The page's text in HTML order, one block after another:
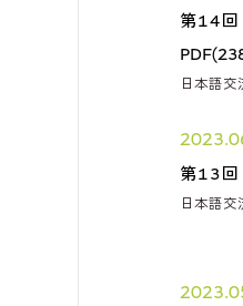
第14
日本語交
第13
日本語交